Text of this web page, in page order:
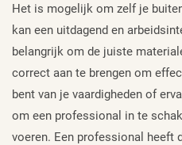
Het is mogelijk om zelf je
kan een uitdagend en
belangrijk om de juiste
correct aan te brengen om
bent van je vaardigheden of
om een professional in te
voeren. Een professional heeft